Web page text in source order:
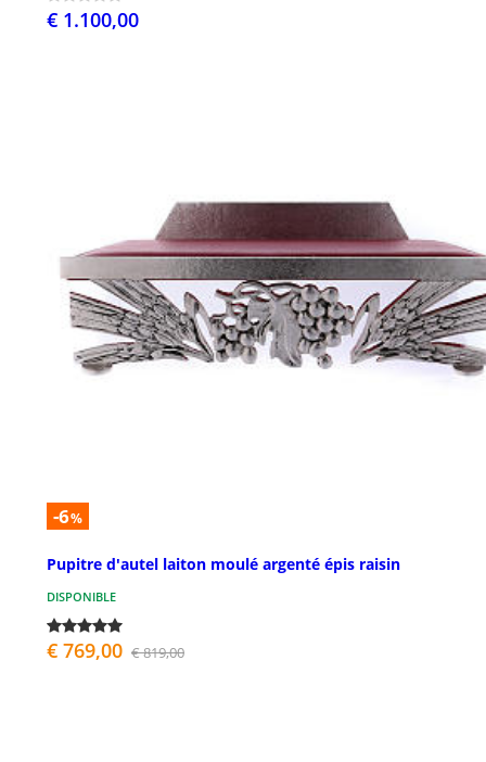
€ 1.100,00
-6%
Pupitre d'autel laiton moulé argenté épis raisin
DISPONIBLE
€ 769,00 € 819,00